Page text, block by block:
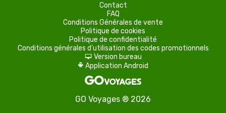
Contact
FAQ
Conditions Générales de vente
Politique de cookies
Politique de confidentialité
Conditions générales d'utilisation des codes promotionnels
d Version bureau
A Application Android
GO Voyages ® 2026